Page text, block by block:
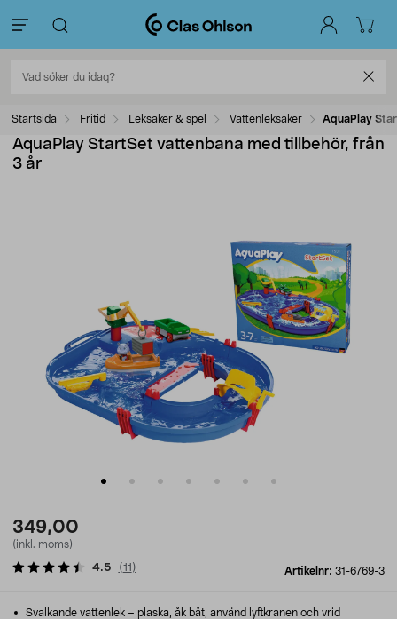
Startsida Fritid Leksaker & spel Vattenleksaker AquaPlay
AquaPlay StartSet vattenbana med tillbehör, från
3 år
349,00
(inkl. moms)
Artikelnr: 31-6769-3
4.5 (11 )
Svalkande vattenlek – plaska, åk båt, använd lyftkranen och vrid